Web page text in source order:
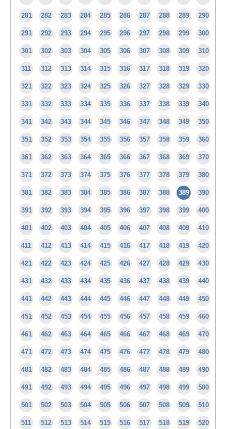
281 282 283 284 285 286 287 288 289 290
291 292 293 294 295 296 297 298 299 300
301 302 303 304 305 306 307 308 309 310
311 312 313 314 315 316 317 318 319 320
321 322 323 324 325 326 327 328 329 330
331 332 333 334 335 336 337 338 339 340
341 342 343 344 345 346 347 348 349 350
351 352 353 354 355 356 357 358 359 360
361 362 363 364 365 366 367 368 369 370
371 372 373 374 375 376 377 378 379 380
381 382 383 384 385 386 387 388 389 390
391 392 393 394 395 396 397 398 399 400
401 402 403 404 405 406 407 408 409 410
411 412 413 414 415 416 417 418 419 420
421 422 423 424 425 426 427 428 429 430
431 432 433 434 435 436 437 438 439 440
441 442 443 444 445 446 447 448 449 450
451 452 453 454 455 456 457 458 459 460
461 462 463 464 465 466 467 468 469 470
471 472 473 474 475 476 477 478 479 480
481 482 483 484 485 486 487 488 489 490
491 492 493 494 495 496 497 498 499 500
501 502 503 504 505 506 507 508 509 510
511 512 513 514 515 516 517 518 519 520